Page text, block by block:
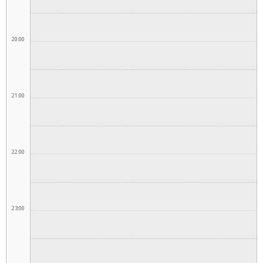
20:00
21:00
22:00
23:00